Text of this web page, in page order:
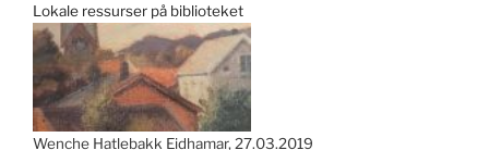
Lokale ressurser på biblioteket
Wenche Hatlebakk Eidhamar 27.03.2019